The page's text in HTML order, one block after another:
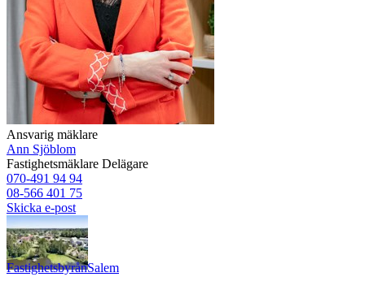
Ansvarig mäklare
Ann Sjöblom
Fastighetsmäklare Delägare
070-491 94 94
08-566 401 75
Skicka e-post
FastighetsbyrånSalem